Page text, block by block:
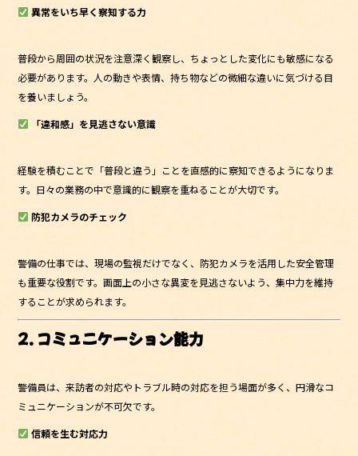
異常をいち早く察知する力
普段から周囲の状況を注意深く観察し、ちょっとした変化にも敏感になる
必要があります。人の動きや表情、持ち物などの微細な違いに気づける目
を養いましょう。
「違和感」を見逃さない意識
経験を積むことで「普段と違う」ことを直感的に察知できるようになりま
す。日々の業務の中で意識的に観察を重ねることが大切です。
防犯カメラのチェック
警備の仕事では、現場の監視だけでなく、防犯カメラを活用した安全管理
も重要な役割です。画面上の小さな異変を見逃さないよう、集中力を維持
することが求められます。
2. コミュニケーション能力
警備員は、来訪者の対応やトラブル時の対応を担う場面が多く、円滑なコ
ミュニケーションが不可欠です。
信頼を生む対応力